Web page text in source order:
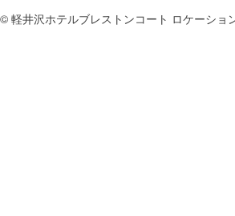
© 軽井沢ホテルブレストンコート ロケーショ